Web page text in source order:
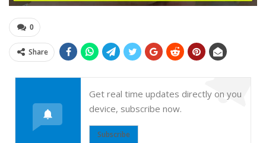
0
Share
Get real time updates directly on you
device, subscribe now.
Subscribe